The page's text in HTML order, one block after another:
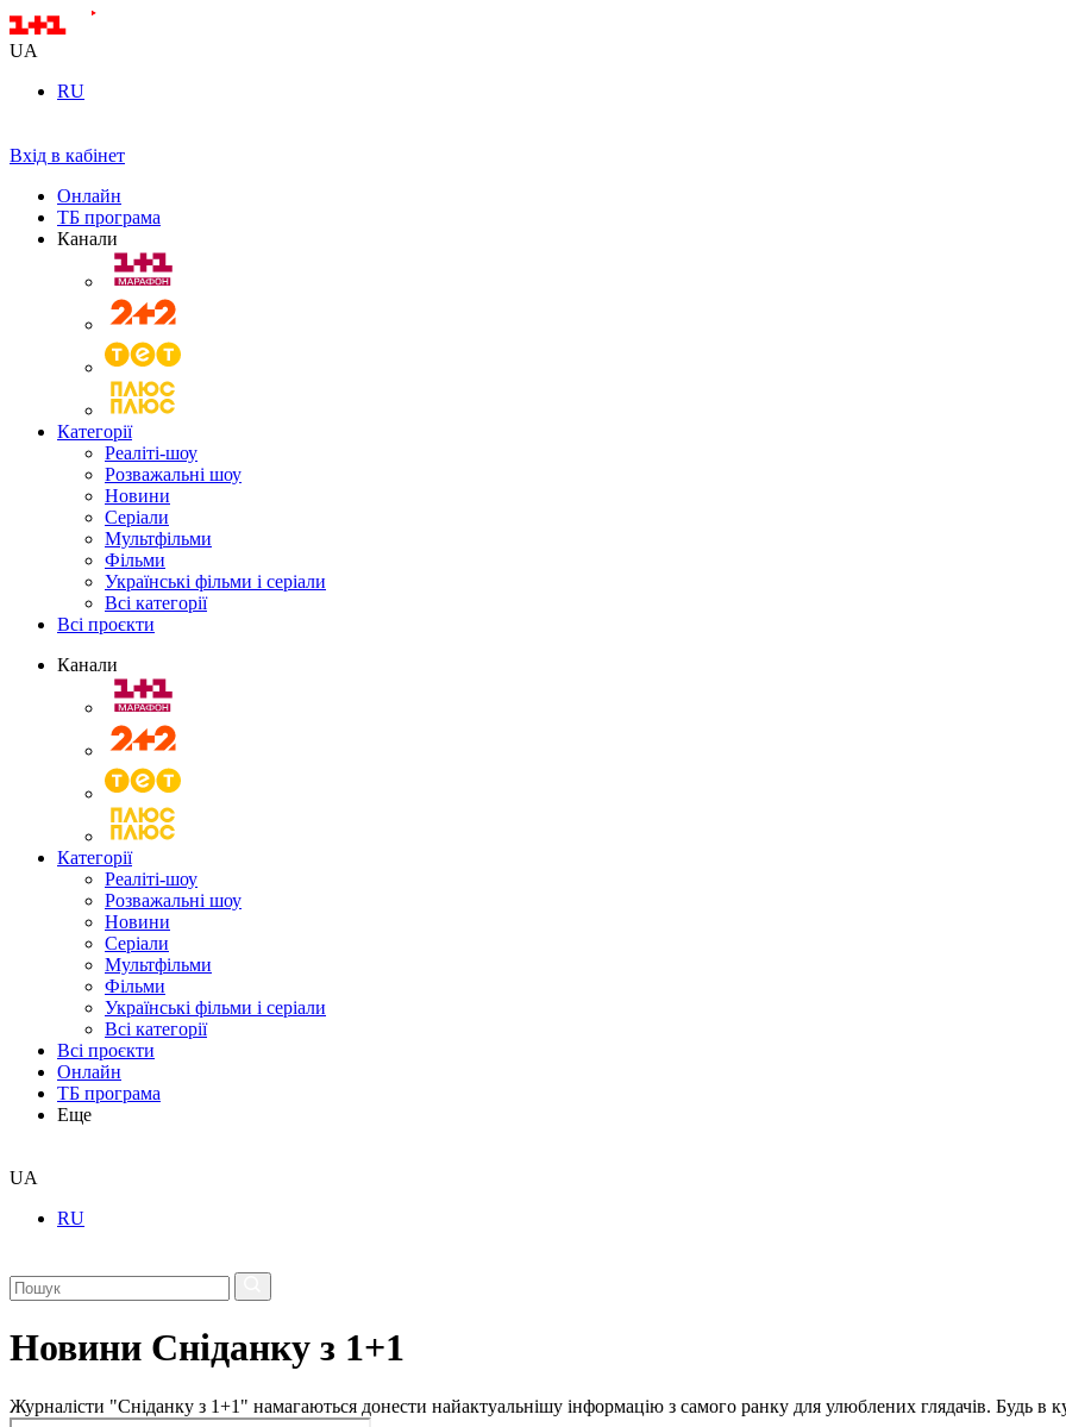
UA
RU
Вхід в кабінет
Онлайн
ТБ програма
Канали
Категорії
Реаліті-шоу
Розважальні шоу
Новини
Серіали
Мультфільми
Фільми
Українські фільми і серіали
Всі категорії
Всі проєкти
Канали
Категорії
Реаліті-шоу
Розважальні шоу
Новини
Серіали
Мультфільми
Фільми
Українські фільми і серіали
Всі категорії
Всі проєкти
Онлайн
ТБ програма
Еще
UA
RU
Новини Сніданку з 1+1
Журналісти "Сніданку з 1+1" намагаються донести найактуальнішу інформацію з самого ранку для улюблених глядачів. Будь в